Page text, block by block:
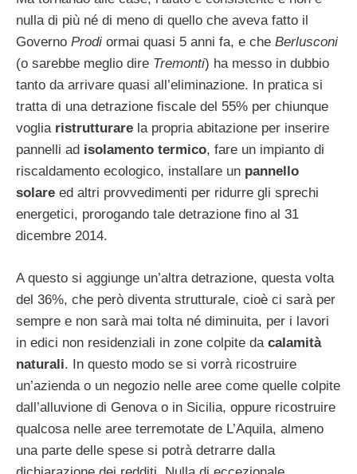
nulla di più né di meno di quello che aveva fatto il
Governo Prodi ormai quasi 5 anni fa, e che Berlusconi
(o sarebbe meglio dire Tremonti) ha messo in dubbio
tanto da arrivare quasi all’eliminazione. In pratica si
tratta di una detrazione fiscale del 55% per chiunque
voglia ristrutturare la propria abitazione per inserire
pannelli ad isolamento termico, fare un impianto di
riscaldamento ecologico, installare un pannello
solare ed altri provvedimenti per ridurre gli sprechi
energetici, prorogando tale detrazione fino al 31
dicembre 2014.
A questo si aggiunge un’altra detrazione, questa volta
del 36%, che però diventa strutturale, cioè ci sarà per
sempre e non sarà mai tolta né diminuita, per i lavori
in edici non residenziali in zone colpite dacalamità
naturali. In questo modo se si vorrà ricostruire
un’azienda o un negozio nelle aree come quelle colpite
dall’alluvione di Genova o in Sicilia, oppure ricostruire
qualcosa nelle aree terremotate de L’Aquila, almeno
una parte delle spese si potrà detrarre dalla